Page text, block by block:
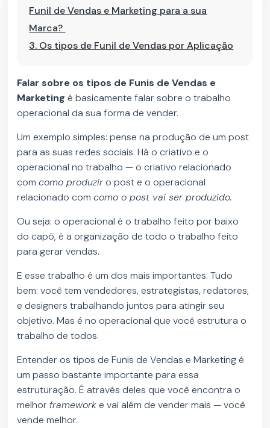
Funil de Vendas e Marketing para a sua
Marca?
3. Os tipos de Funil de Vendas por Aplicação
Falar sobre os tipos de Funis de Vendas e
Marketing é basicamente falar sobre o trabalho
operacional da sua forma de vender.
Um exemplo simples: pense na produção de um post
para as suas redes sociais. Há o criativo e o
operacional no trabalho — o criativo relacionado
comcomo produziro post e o operacional
relacionado comcomo o post vai ser produzido.
Ou seja: o operacional é o trabalho feito por baixo
do capô, é a organização de todo o trabalho feito
para gerar vendas.
E esse trabalho é um dos mais importantes. Tudo
bem: você tem vendedores, estrategistas, redatores,
e designers trabalhando juntos para atingir seu
objetivo. Mas é no operacional que você estrutura o
trabalho de todos.
Entender os tipos de Funis de Vendas e Marketing é
um passo bastante importante para essa
estruturação. É através deles que você encontra o
melhor frameworke vai além de vender mais — você
vende melhor.